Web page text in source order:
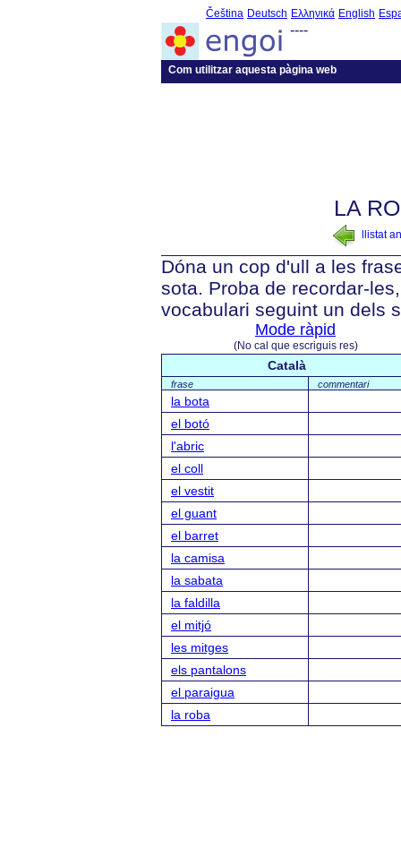
Čeština Deutsch Ελληνικά English
----
Com utilitzar aquesta pàgina web
LA
llistat
Dóna un cop d'ull a les
sota. Proba de recordar-
vocabulari seguint un dels
Mode ràpid
(No cal que escriguis res)
Català
frase commentari
la bota
el botó
l'abric
el coll
el vestit
el guant
el barret
la camisa
la sabata
la faldilla
el mitjó
les mitges
els pantalons
el paraigua
la roba